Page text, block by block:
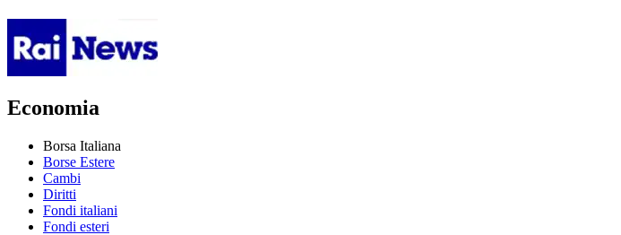
Economia
Borsa Italiana
Borse Estere
Cambi
Diritti
Fondi italiani
Fondi esteri